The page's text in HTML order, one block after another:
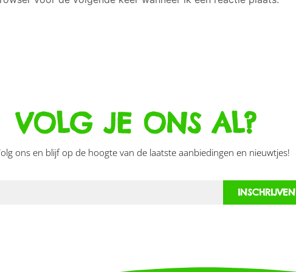
VOLG JE ONS AL?
ons en blijf op de hoogte van de laatste aanbiedingen en nieuwtjes!
INSCHRIJVEN